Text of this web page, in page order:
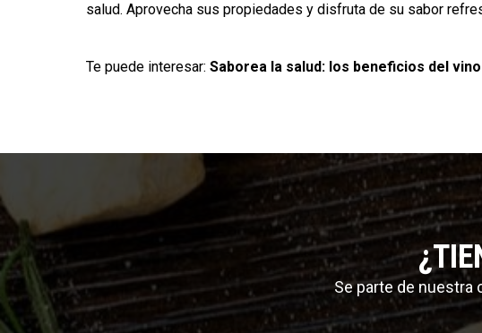
salud. Aprovecha sus propiedades y disfruta de su sabor
Te puede interesar: Saborea la salud: los beneficios del vino
Se parte de nuestra